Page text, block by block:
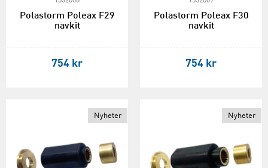
Polastorm Poleax F29
navkit
754 kr
Polastorm Poleax F30
navkit
754 kr
Nyheter Nyheter